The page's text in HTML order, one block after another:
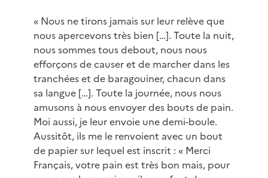
« Nous ne tirons jamais sur leur relève que
nous apercevons très bien […]. Toute la nuit,
nous sommes tous debout, nous nous
efforçons de causer et de marcher dans les
tranchées et de baragouiner, chacun dans
sa langue […]. Toute la journée, nous nous
amusons à nous envoyer des bouts de pain.
Moi aussi, je leur envoie une demi-boule.
Aussitôt, ils me le renvoient avec un bout
de papier sur lequel est inscrit : « Merci
Français, votre pain est très bon mais, pour